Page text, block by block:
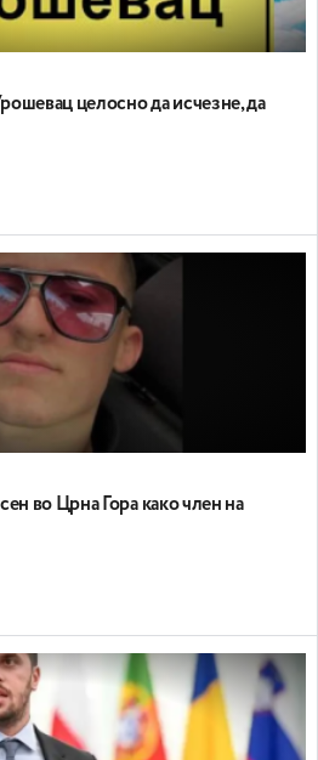
целосно да исчезне, да
во Црна Гора како член на